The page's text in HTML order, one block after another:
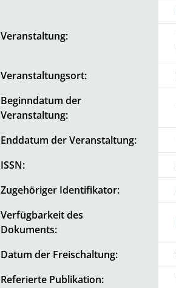
Veranstaltung:
Veranstaltungsort:
Beginndatum der
Veranstaltung:
Enddatum der Veranstaltung:
ISSN:
Zugehöriger Identifikator:
Verfügbarkeit des
Dokuments:
Datum der Freischaltung:
Referierte Publikation: